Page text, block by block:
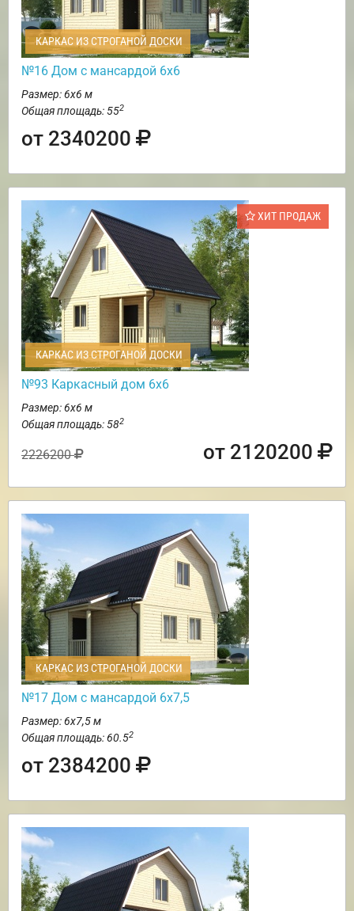
КАРКАС ИЗ СТРОГАНОЙ ДОСКИ
№16 Дом с мансардой 6х6
Размер: 6х6 м
Общая площадь: 552
от 2340200
ХИТ ПРОДАЖ
КАРКАС ИЗ СТРОГАНОЙ ДОСКИ
№93 Каркасный дом 6х6
Размер: 6х6 м
Общая площадь: 582
2226200 от 2120200
КАРКАС ИЗ СТРОГАНОЙ ДОСКИ
№17 Дом с мансардой 6х7,5
Размер: 6х7,5 м
Общая площадь: 60.52
от 2384200